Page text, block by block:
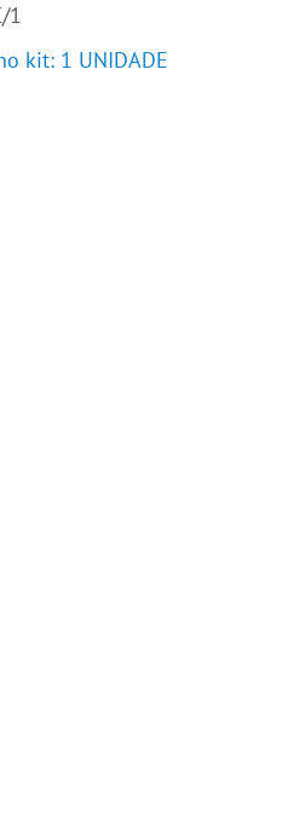
1
kit: 1 UNIDADE